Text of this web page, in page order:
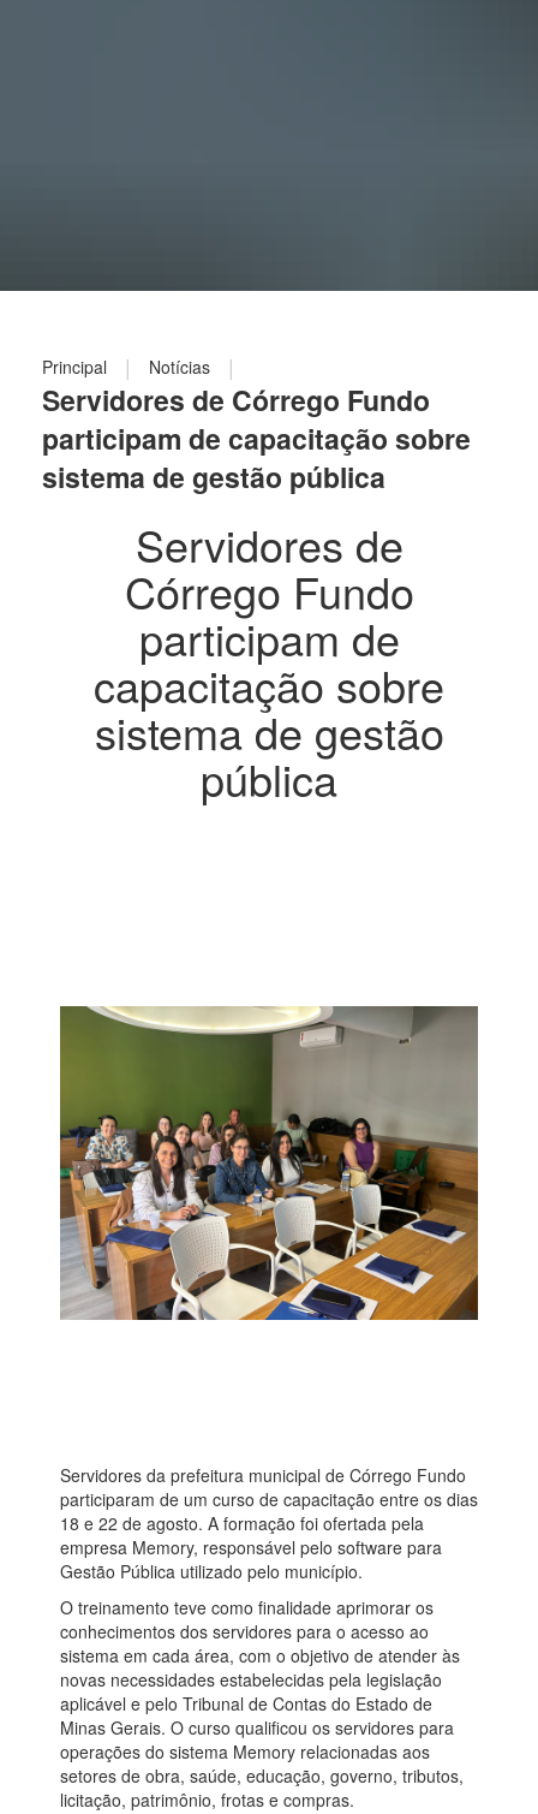
Principal | Notícias |
Servidores de Córrego Fundo
participam de capacitação sobre
sistema de gestão pública
Servidores de
Córrego Fundo
participam de
capacitação sobre
sistema de gestão
pública
Servidores da prefeitura municipal de Córrego Fundo
participaram de um curso de capacitação entre os dias
18 e 22 de agosto. A formação foi ofertada pela
empresa Memory, responsável pelo software para
Gestão Pública utilizado pelo município.
O treinamento teve como finalidade aprimorar os
conhecimentos dos servidores para o acesso ao
sistema em cada área, com o objetivo de atender às
novas necessidades estabelecidas pela legislação
aplicável e pelo Tribunal de Contas do Estado de
Minas Gerais. O curso qualificou os servidores para
operações do sistema Memory relacionadas aos
setores de obra, saúde, educação, governo, tributos,
licitação, patrimônio, frotas e compras.